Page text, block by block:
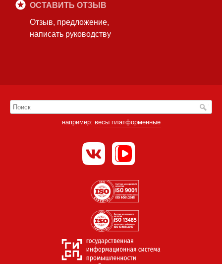
ОСТАВИТЬ ОТЗЫВ
Отзыв, предложение,
написать руководству
например: весы платформенные